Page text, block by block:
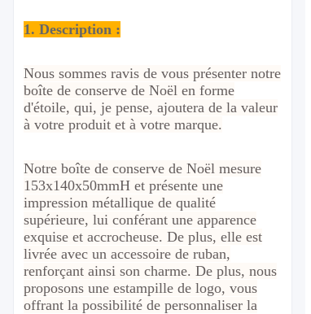
1. Description :
Nous sommes ravis de vous présenter notre
boîte de conserve de Noël en forme
d'étoile, qui, je pense, ajoutera de la valeur
à votre produit et à votre marque.
Notre boîte de conserve de Noël mesure
153x140x50mmH et présente une
impression métallique de qualité
supérieure, lui conférant une apparence
exquise et accrocheuse. De plus, elle est
livrée avec un accessoire de ruban,
renforçant ainsi son charme. De plus, nous
proposons une estampille de logo, vous
offrant la possibilité de personnaliser la